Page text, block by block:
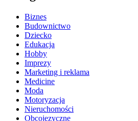
Biznes
Budownictwo
Dziecko
Edukacja
Hobby
Imprezy
Marketing i reklama
Medicine
Moda
Motoryzacja
Nieruchomości
Obcojęzyczne